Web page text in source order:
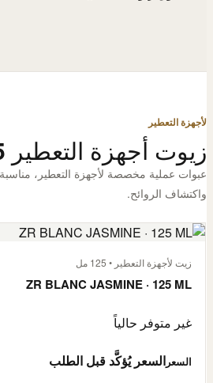
لأجهزة التعطير
زيوت أجهزة التعطير 125مل
عبوات عملية مخصصة لأجهزة التعطير،
واكتشاف الروائح.
زيت لأجهزة التعطير • 125 مل
ZR BLANC JASMINE · 125 ML
غير متوفر حالياً
السعر السعر يُؤكَّد قبل الطلب